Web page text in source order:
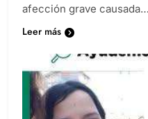
afección grave causada…
Leer más